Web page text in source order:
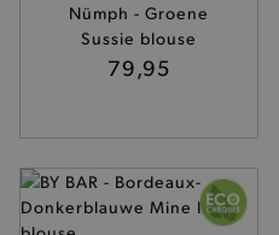
Nümph - Groene
Sussie blouse
79,95